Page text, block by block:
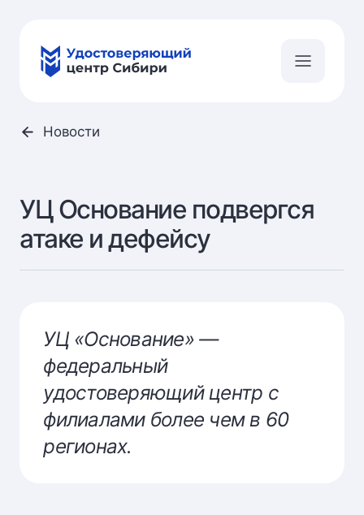
Новости
УЦ Основание подвергся
атаке и дефейсу
УЦ «Основание» —
федеральный
удостоверяющий центр с
филиалами более чем в 60
регионах.